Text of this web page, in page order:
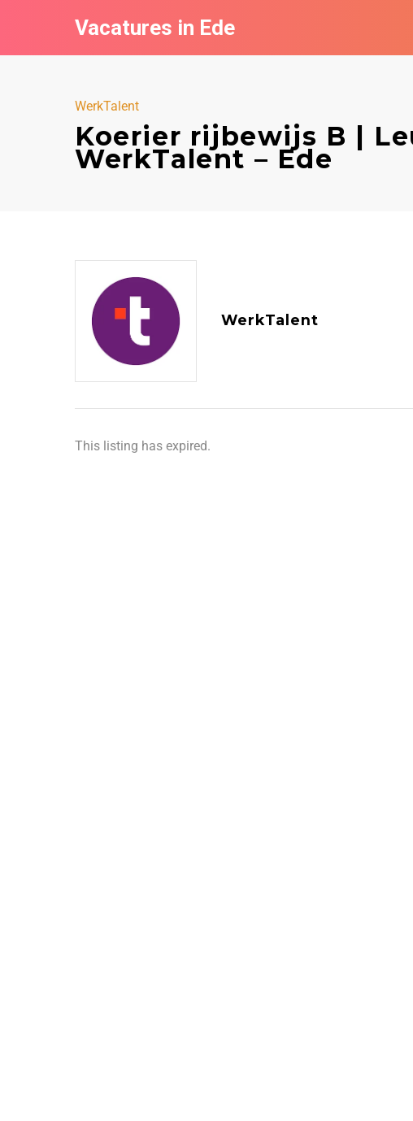
Vacatures in Ede
WerkTalent
Koerier rijbewijs B |
WerkTalent – Ede
WerkTalent
This listing has expired.